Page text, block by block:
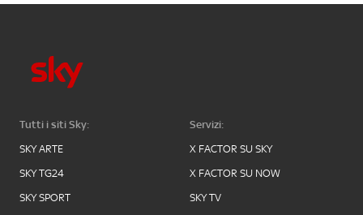
Tutti i siti Sky:
SKY ARTE
SKY TG24
SKY SPORT
Servizi:
X FACTOR SU SKY
X FACTOR SU NOW
SKY TV